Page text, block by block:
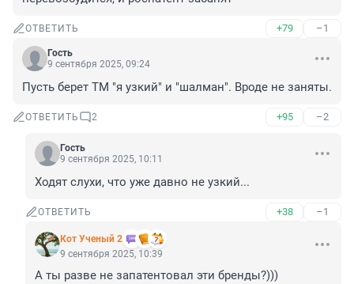
ОТВЕТИТЬ +79 –1
Гость
9 сентября 2025, 09:24
Пусть берет ТМ "я узкий" и "шалман". Вроде не заняты.
ОТВЕТИТЬ 2 +95 –2
Гость
9 сентября 2025, 10:11
Ходят слухи, что уже давно не узкий...
ОТВЕТИТЬ +38 –1
Кот Ученый 2
9 сентября 2025, 10:39
А ты разве не запатентовал эти бренды?)))